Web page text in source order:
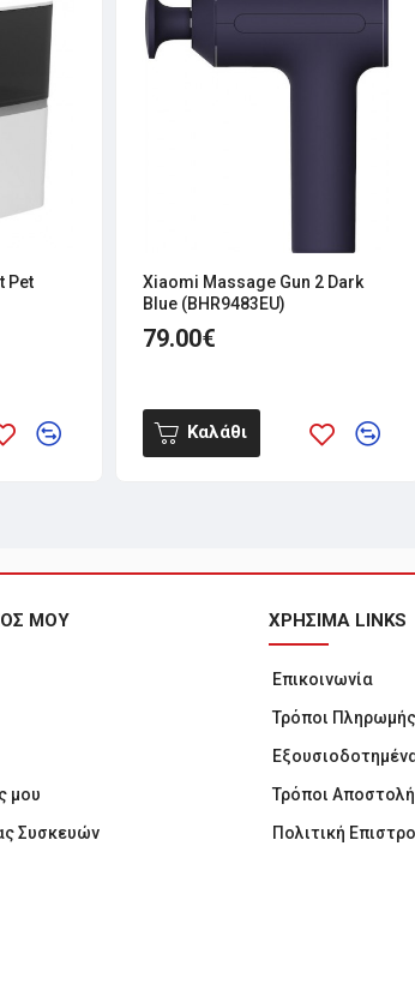
Pet
Xiaomi Massage Gun 2 Dark
Blue (BHR9483EU)
79.00€
Καλάθι
ΜΟΥ
μου
Συσκευών
ΧΡΗΣΙΜΑ LINKS
Επικοινωνία
Τρόποι Πληρωμής
Τρόποι
Πολιτική